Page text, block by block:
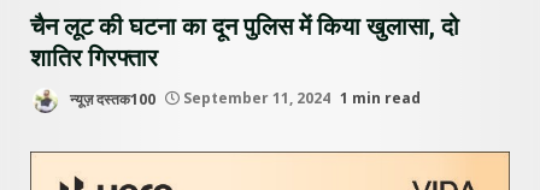
चैन लूट की घटना का दून पुलिस में किया खुलासा, दो
शातिर गिरफ्तार
न्यूज़ दस्तक100 September 11, 2024 1 min read